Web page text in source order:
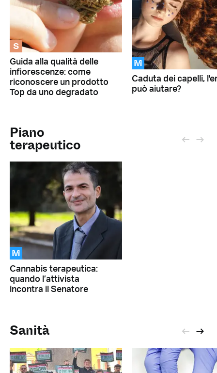
S
Guida alla qualità delle
infiorescenze: come
riconoscere un prodotto
Top da uno degradato
M
Caduta dei capelli,
può aiutare?
Piano
terapeutico
M
Cannabis terapeutica:
quando l’attivista
incontra il Senatore
Sanità